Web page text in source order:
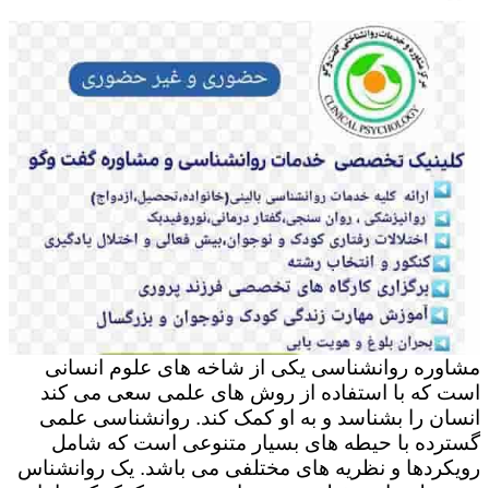
مشاوره روانشناسی یکی از شاخه های علوم انسانی
است که با استفاده از روش های علمی سعی می کند
انسان را بشناسد و به او کمک کند. روانشناسی علمی
گسترده با حیطه های بسیار متنوعی است که شامل
رویکردها و نظریه های مختلفی می باشد. یک روانشناس